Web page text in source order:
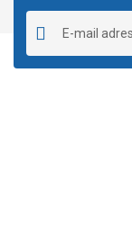
Ürün resmi
Ürün
Ürün
Ürün fiyatı